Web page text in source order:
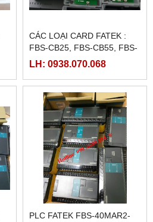
CÁC LOẠI CARD FATEK :
FBS-CB25, FBS-CB55, FBS-
CB2, FBS-CB5
LH: 0938.070.068
PLC FATEK FBS-40MAR2-